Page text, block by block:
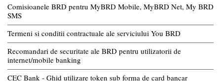
Comisioanele BRD pentru MyBRD Mobile, MyBRD Net, My BRD
SMS
Termeni si conditii contractuale ale serviciului You BRD
Recomandari de securitate ale BRD pentru utilizatorii de
internet/mobile banking
CEC Bank - Ghid utilizare token sub forma de card bancar